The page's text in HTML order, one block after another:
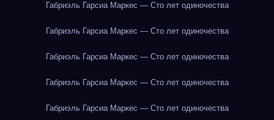
Габриэль Гарсиа Маркес — Сто лет одиночества
Габриэль Гарсиа Маркес — Сто лет одиночества
Габриэль Гарсиа Маркес — Сто лет одиночества
Габриэль Гарсиа Маркес — Сто лет одиночества
Габриэль Гарсиа Маркес — Сто лет одиночества